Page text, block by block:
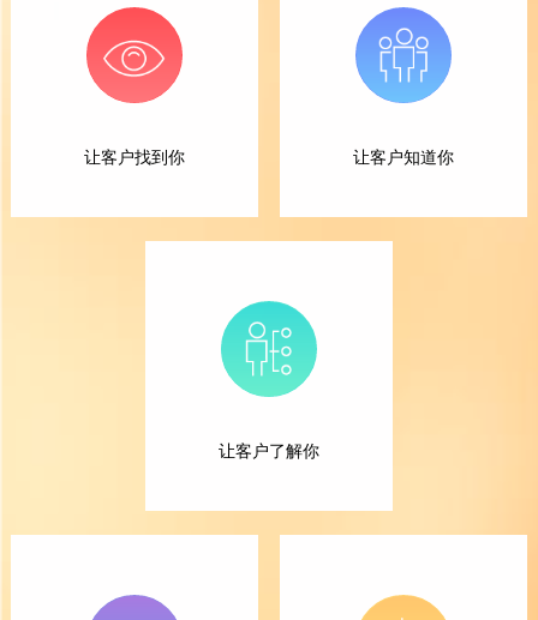
让客户找到你 让客户知道你
让客户了解你